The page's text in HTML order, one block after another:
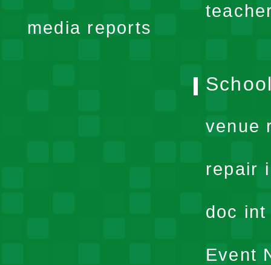
media reports
venue
repair
doc
Event